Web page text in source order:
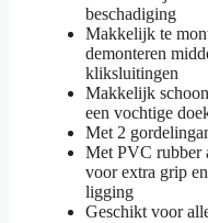
beschadiging
Makkelijk te
demonteren
kliksluitingen
Makkelijk
een vochtige
Met 2
Met PVC rubber
voor extra grip
ligging
Geschikt voor